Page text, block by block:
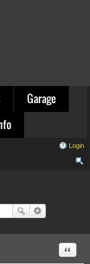
Garage
Login
Quote